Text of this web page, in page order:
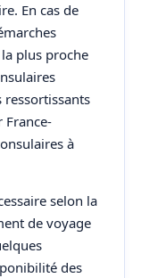
En cas de
plus proche
France-
à
selon la
de voyage
des